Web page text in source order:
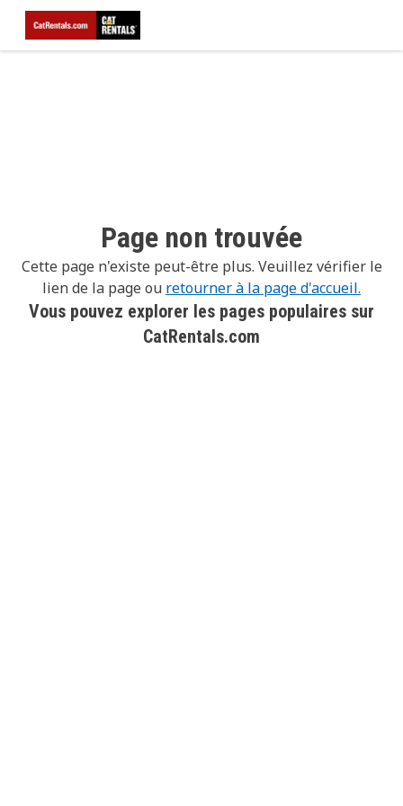
Page non trouvée
Cette page n'existe peut-être plus. Veuillez vérifier le
lien de la page ou retourner à la page d'accueil.
Vous pouvez explorer les pages populaires sur
CatRentals.com